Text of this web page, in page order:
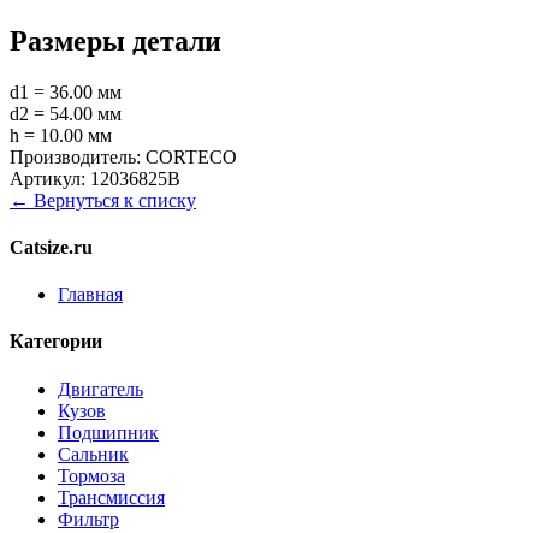
Размеры детали
d1 = 36.00 мм
d2 = 54.00 мм
h = 10.00 мм
Производитель: CORTECO
Артикул: 12036825B
← Вернуться к списку
Catsize.ru
Главная
Категории
Двигатель
Кузов
Подшипник
Сальник
Тормоза
Трансмиссия
Фильтр